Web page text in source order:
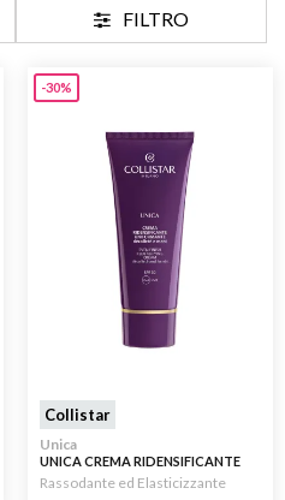
FILTRO
-30%
Collistar
Unica
UNICA CREMA RIDENSIFICANTE
UNIFORMANTE DÉCOLLETÉ E
Rassodante ed Elasticizzante